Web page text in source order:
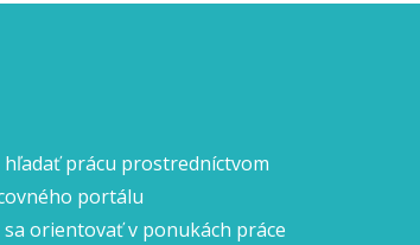
hľadať prácu prostredníctvom
portálu
sa orientovať v ponukách práce